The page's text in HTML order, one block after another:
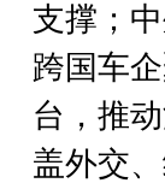
支撑；
跨国车
台，推
盖外交